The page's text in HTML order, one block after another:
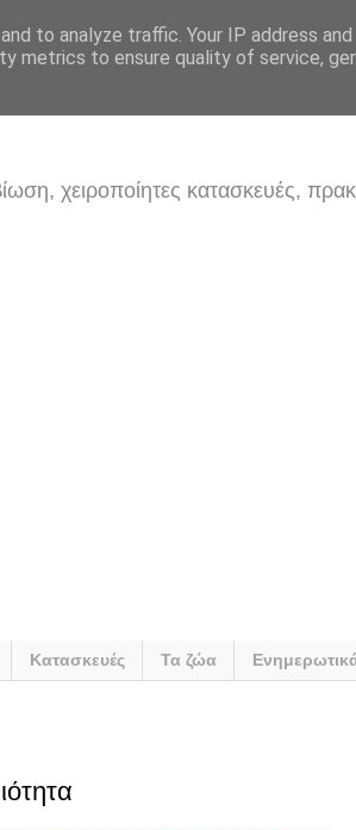
χειροποίητες κατασκευές,
Κατασκευές Τα ζώα
to analyze traffic. Your IP address
metrics to ensure quality of service,